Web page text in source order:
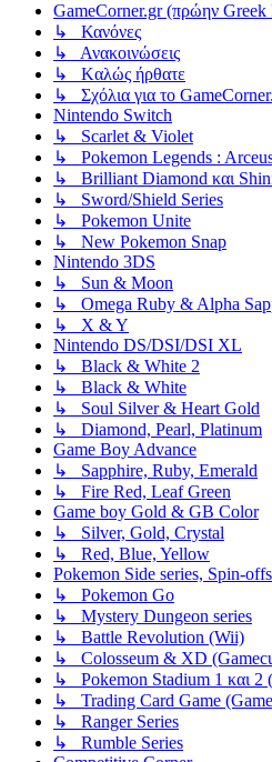
GameCorner.gr (πρώην Greek
↳ Κανόνες
↳ Ανακοινώσεις
↳ Kαλώς ήρθατε
↳ Σχόλια για το
Nintendo Switch
↳ Scarlet & Violet
↳ Pokemon Legends :
↳ Brilliant Diamond και
↳ Sword/Shield Series
↳ Pokemon Unite
↳ New Pokemon Snap
Nintendo 3DS
↳ Sun & Moon
↳ Omega Ruby & Alpha
↳ X & Y
Nintendo DS/DSI/DSI XL
↳ Black & White 2
↳ Black & White
↳ Soul Silver & Heart Gold
↳ Diamond, Pearl, Platinum
Game Boy Advance
↳ Sapphire, Ruby, Emerald
↳ Fire Red, Leaf Green
Game boy Gold & GB Color
↳ Silver, Gold, Crystal
↳ Red, Blue, Yellow
Pokemon Side series, Spin-offs
↳ Pokemon Go
↳ Mystery Dungeon series
↳ Battle Revolution (Wii)
↳ Colosseum & XD
↳ Pokemon Stadium 1 και 2
↳ Trading Card Game
↳ Ranger Series
↳ Rumble Series